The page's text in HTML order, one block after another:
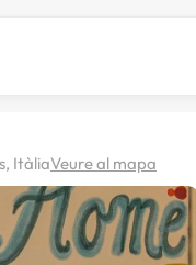
ItàliaVeure al mapa